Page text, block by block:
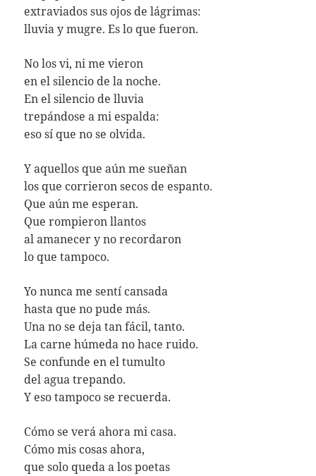
extraviados sus ojos de lágrimas:
lluvia y mugre. Es lo que fueron.
No los vi, ni me vieron
en el silencio de la noche.
En el silencio de lluvia
trepándose a mi espalda:
eso sí que no se olvida.
Y aquellos que aún me sueñan
los que corrieron secos de espanto.
Que aún me esperan.
Que rompieron llantos
al amanecer y no recordaron
lo que tampoco.
Yo nunca me sentí cansada
hasta que no pude más.
Una no se deja tan fácil, tanto.
La carne húmeda no hace ruido.
Se confunde en el tumulto
del agua trepando.
Y eso tampoco se recuerda.
Cómo se verá ahora mi casa.
Cómo mis cosas ahora,
que solo queda a los poetas